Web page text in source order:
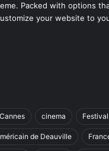
Packed with options
your website to
Cannes cinema
de Deauville